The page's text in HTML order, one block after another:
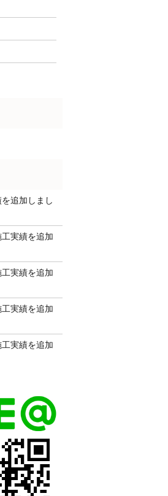
追加しまし
実績を追加
実績を追加
実績を追加
実績を追加